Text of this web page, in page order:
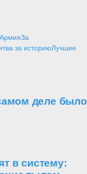
АрмияЗа
за историюЛучшие
деле было
в систему: